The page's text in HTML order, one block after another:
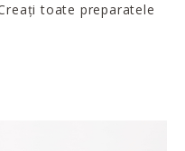
toate preparatele